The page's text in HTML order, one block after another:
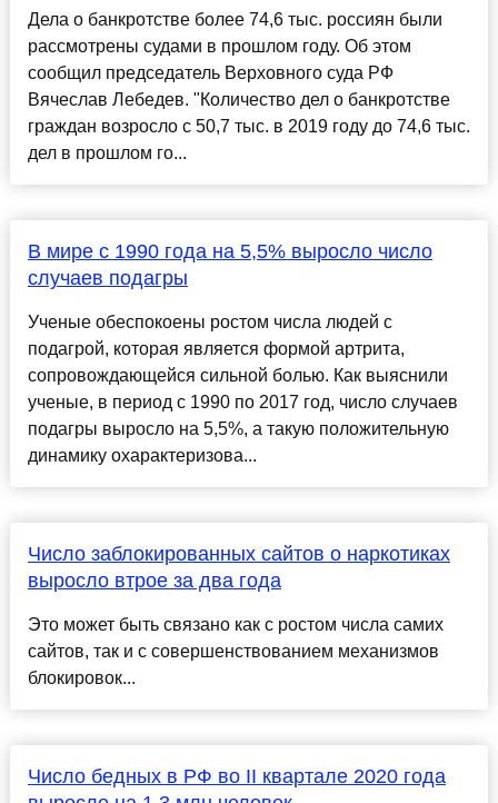
Дела о банкротстве более 74,6 тыс. россиян были
рассмотрены судами в прошлом году. Об этом
сообщил председатель Верховного суда РФ
Вячеслав Лебедев. "Количество дел о банкротстве
граждан возросло с 50,7 тыс. в 2019 году до 74,6 тыс.
дел в прошлом го...
В мире с 1990 года на 5,5% выросло число
случаев подагры
Ученые обеспокоены ростом числа людей с
подагрой, которая является формой артрита,
сопровождающейся сильной болью. Как выяснили
ученые, в период с 1990 по 2017 год, число случаев
подагры выросло на 5,5%, а такую положительную
динамику охарактеризова...
Число заблокированных сайтов о наркотиках
выросло втрое за два года
Это может быть связано как с ростом числа самих
сайтов, так и с совершенствованием механизмов
блокировок...
Число бедных в РФ во II квартале 2020 года